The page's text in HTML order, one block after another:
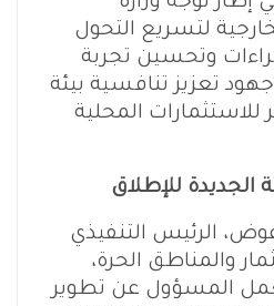
لتسريع التحول
وتحسين تجربة
تعزيز تنافسية بيئة
للاستثمارات المحلية
الجديدة للإطلاق
الرئيس التنفيذي
والمناطق الحرة،
المسؤول عن تطوير